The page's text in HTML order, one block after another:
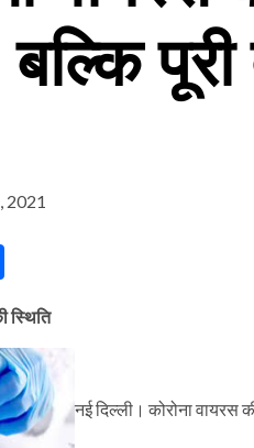
बल्कि पूरी
2021
स्थिति
नई दिल्ली। कोरोना वायरस